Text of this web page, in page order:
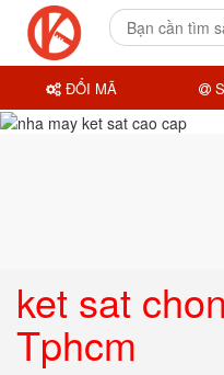
ket sat
Tphcm
ĐỔI MÃ